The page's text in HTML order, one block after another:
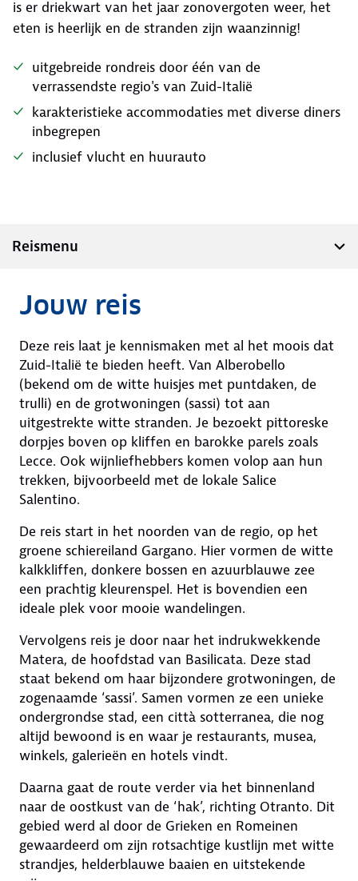
is er driekwart van het jaar zonovergoten weer, het
eten is heerlijk en de stranden zijn waanzinnig!
uitgebreide rondreis door één van de
verrassendste regio's van Zuid-Italië
karakteristieke accommodaties met diverse diners
inbegrepen
inclusief vlucht en huurauto
Reismenu
Jouw reis
Deze reis laat je kennismaken met al het moois dat
Zuid-Italië te bieden heeft. Van Alberobello
(bekend om de witte huisjes met puntdaken, de
trulli) en de grotwoningen (sassi) tot aan
uitgestrekte witte stranden. Je bezoekt pittoreske
dorpjes boven op kliffen en barokke parels zoals
Lecce. Ook wijnliefhebbers komen volop aan hun
trekken, bijvoorbeeld met de lokale Salice
Salentino.
De reis start in het noorden van de regio, op het
groene schiereiland Gargano. Hier vormen de witte
kalkkliffen, donkere bossen en azuurblauwe zee
een prachtig kleurenspel. Het is bovendien een
ideale plek voor mooie wandelingen.
Vervolgens reis je door naar het indrukwekkende
Matera, de hoofdstad van Basilicata. Deze stad
staat bekend om haar bijzondere grotwoningen, de
zogenaamde ‘sassi’. Samen vormen ze een unieke
ondergrondse stad, een città sotterranea, die nog
altijd bewoond is en waar je restaurants, musea,
winkels, galerieën en hotels vindt.
Daarna gaat de route verder via het binnenland
naar de oostkust van de ‘hak’, richting Otranto. Dit
gebied werd al door de Grieken en Romeinen
gewaardeerd om zijn rotsachtige kustlijn met witte
strandjes, helderblauwe baaien en uitstekende